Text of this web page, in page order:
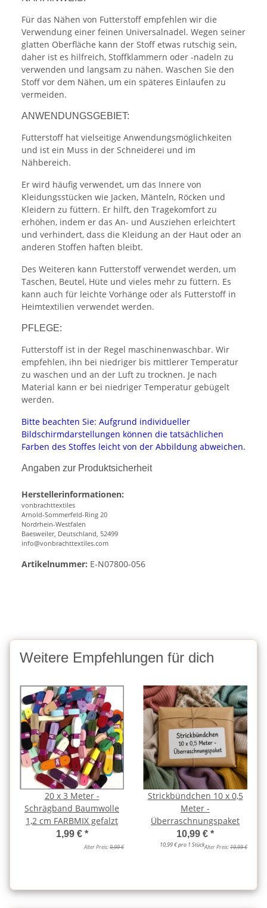
Für das Nähen von Futterstoff empfehlen wir die
Verwendung einer feinen Universalnadel. Wegen seiner
glatten Oberfläche kann der Stoff etwas rutschig sein,
daher ist es hilfreich, Stoffklammern oder -nadeln zu
verwenden und langsam zu nähen. Waschen Sie den
Stoff vor dem Nähen, um ein späteres Einlaufen zu
vermeiden.
ANWENDUNGSGEBIET:
Futterstoff hat vielseitige Anwendungsmöglichkeiten
und ist ein Muss in der Schneiderei und im
Nähbereich.
Er wird häufig verwendet, um das Innere von
Kleidungsstücken wie Jacken, Mänteln, Röcken und
Kleidern zu füttern. Er hilft, den Tragekomfort zu
erhöhen, indem er das An- und Ausziehen erleichtert
und verhindert, dass die Kleidung an der Haut oder an
anderen Stoffen haften bleibt.
Des Weiteren kann Futterstoff verwendet werden, um
Taschen, Beutel, Hüte und vieles mehr zu füttern. Es
kann auch für leichte Vorhänge oder als Futterstoff in
Heimtextilien verwendet werden.
PFLEGE:
Futterstoff ist in der Regel maschinenwaschbar. Wir
empfehlen, ihn bei niedriger bis mittlerer Temperatur
zu waschen und an der Luft zu trocknen. Je nach
Material kann er bei niedriger Temperatur gebügelt
werden.
Bitte beachten Sie: Aufgrund individueller
Bildschirmdarstellungen können die tatsächlichen
Farben des Stoffes leicht von der Abbildung abweichen.
Angaben zur Produktsicherheit
Herstellerinformationen:
vonbrachttextiles
Arnold-Sommerfeld-Ring 20
Nordrhein-Westfalen
Baesweiler, Deutschland, 52499
info@vonbrachttextiles.com
Artikelnummer: E-N07800-056
Weitere Empfehlungen für dich
20 x 3 Meter -
Schrägband Baumwolle
1,2 cm FARBMIX gefalzt
1,99 € *
Alter Preis:9,99 €
Strickbündchen 10 x 0,5
Meter -
Überraschnungspaket
10,99 € *
10,99 € pro 1 StückAlter Preis:19,99 €